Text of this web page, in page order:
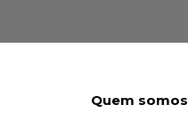
Quem somos